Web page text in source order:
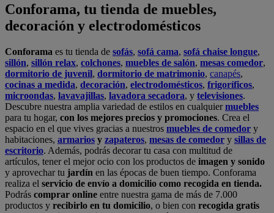
Conforama, tu tienda de muebles,
decoración y electrodomésticos
Conforama es tu tienda de sofás, sofá cama, sofá chaise longue,
sillón, sillón relax, colchones, muebles de salón, mesas comedor,
dormitorio de juvenil, dormitorio de matrimonio, canapés,
cocinas a medida, decoración, electrodomésticos, frigoríficos,
microondas, lavavajillas, lavadora secadora, y televisiones.
Descubre nuestra amplia variedad de estilos en cualquiermuebles
para tu hogar, con los mejores precios y promociones. Crea el
espacio en el que vives gracias a nuestros muebles de comedor y
habitaciones, armarios y zapateros, mesas de comedor y sillas de
escritorio. Además, podrás decorar tu casa con multitud de
artículos, tener el mejor ocio con los productos de imagen y sonido
y aprovechar tu jardín en las épocas de buen tiempo. Conforama
realiza el servicio de envío a domicilio como recogida en tienda.
Podrás comprar online entre nuestra gama de más de 7.000
productos y recibirlo en tu domicilio, o bien con recogida gratis